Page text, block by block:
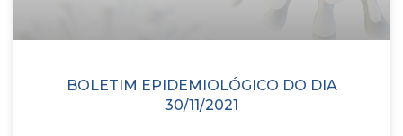
BOLETIM EPIDEMIOLÓGICO DO DIA
30/11/2021